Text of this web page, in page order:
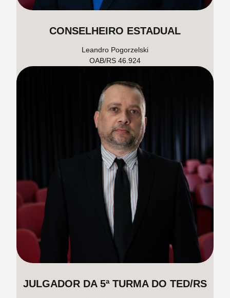
CONSELHEIRO ESTADUAL
Leandro Pogorzelski
OAB/RS 46.924
JULGADOR DA 5ª TURMA DO TED/RS